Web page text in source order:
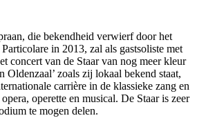
die bekendheid verwierf door het
in 2013, zal als gastsoliste met
concert van de Staar van nog meer kleur
Oldenzaal’ zoals zij lokaal bekend staat,
carrière in de klassieke zang en
operette en musical. De Staar is zeer
te mogen delen.